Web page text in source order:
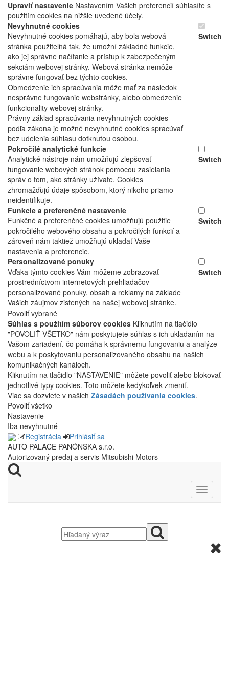
Upraviť nastavenie Nastavením Vašich preferencií súhlasíte s
použitím cookies na nižšie uvedené účely.
Nevyhnutné cookies
Nevyhnutné cookies pomáhajú, aby bola webová
stránka použiteľná tak, že umožní základné funkcie,
ako jej správne načítanie a prístup k zabezpečeným
sekciám webovej stránky. Webová stránka nemôže
správne fungovať bez týchto cookies.
Obmedzenie ich spracúvania môže mať za následok
nesprávne fungovanie webstránky, alebo obmedzenie
funkcionality webovej stránky.
Právny základ spracúvania nevyhnutných cookies -
podľa zákona je možné nevyhnutné cookies spracúvať
bez udelenia súhlasu dotknutou osobou.
Switch
Pokročilé analytické funkcie
Analytické nástroje nám umožňujú zlepšovať
fungovanie webových stránok pomocou zasielania
správ o tom, ako stránky užívate. Cookies
zhromažďujú údaje spôsobom, ktorý nikoho priamo
neidentifikuje.
Switch
Funkcie a preferenčné nastavenie
Funkčné a preferenčné cookies umožňujú použitie
pokročilého webového obsahu a pokročilých funkcií a
zároveň nám taktiež umožňujú ukladať Vaše
nastavenia a preferencie.
Switch
Personalizované ponuky
Vďaka týmto cookies Vám môžeme zobrazovať
prostredníctvom internetových prehliadačov
personalizované ponuky, obsah a reklamy na základe
Vašich záujmov zistených na našej webovej stránke.
Switch
Povoliť vybrané
Súhlas s použitím súborov cookies Kliknutím na tlačidlo
"POVOLIŤ VŠETKO" nám poskytujete súhlas s ich ukladaním na
Vašom zariadení, čo pomáha k správnemu fungovaniu a analýze
webu a k poskytovaniu personalizovaného obsahu na našich
komunikačných kanáloch.
Kliknutím na tlačidlo "NASTAVENIE" môžete povoliť alebo blokovať
jednotlivé typy cookies. Toto môžete kedykoľvek zmeniť.
Viac sa dozviete v našich Zásadách používania cookies.
Povoliť všetko
Nastavenie
Iba nevyhnutné
Registrácia
Prihlásiť sa
AUTO PALACE PANÓNSKA s.r.o.
Autorizovaný predaj a servis Mitsubishi Motors